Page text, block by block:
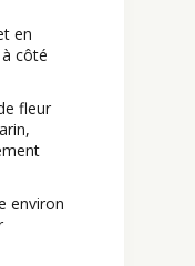
en
côté
fleur
environ